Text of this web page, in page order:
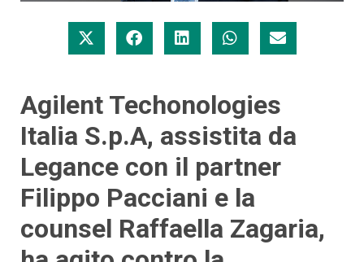
Agilent Techonologies
Italia S.p.A, assistita da
Legance con il partner
Filippo Pacciani e la
counsel Raffaella Zagaria,